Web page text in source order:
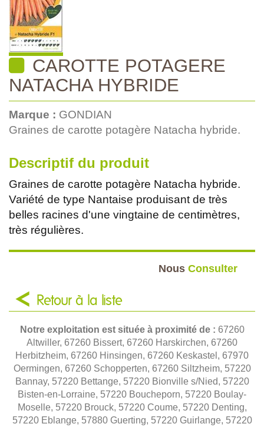
CAROTTE POTAGERE
NATACHA HYBRIDE
Marque : GONDIAN
Graines de carotte potagère Natacha hybride.
Descriptif du produit
Graines de carotte potagère Natacha hybride.
Variété de type Nantaise produisant de très
belles racines d'une vingtaine de centimètres,
très régulières.
Nous Consulter
Retour à la liste
Notre exploitation est située à proximité de : 67260
Altwiller, 67260 Bissert, 67260 Harskirchen, 67260
Herbitzheim, 67260 Hinsingen, 67260 Keskastel, 67970
Oermingen, 67260 Schopperten, 67260 Siltzheim, 57220
Bannay, 57220 Bettange, 57220 Bionville s/Nied, 57220
Bisten-en-Lorraine, 57220 Boucheporn, 57220 Boulay-
Moselle, 57220 Brouck, 57220 Coume, 57220 Denting,
57220 Eblange, 57880 Guerting, 57220 Guirlange, 57220